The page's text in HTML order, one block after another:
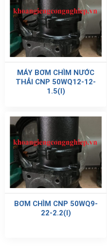
MÁY BƠM CHÌM NƯỚC
THẢI CNP 50WQ12-12-
1.5(I)
BƠM CHÌM CNP 50WQ9-
22-2.2(I)